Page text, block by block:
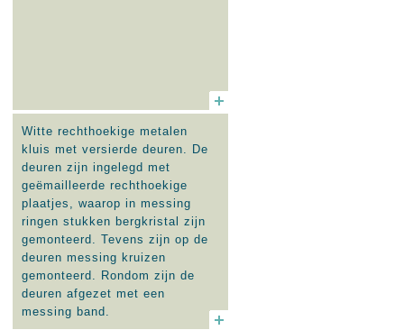
Witte rechthoekige metalen
kluis met versierde deuren. De
deuren zijn ingelegd met
geëmailleerde rechthoekige
plaatjes, waarop in messing
ringen stukken bergkristal zijn
gemonteerd. Tevens zijn op de
deuren messing kruizen
gemonteerd. Rondom zijn de
deuren afgezet met een
messing band.